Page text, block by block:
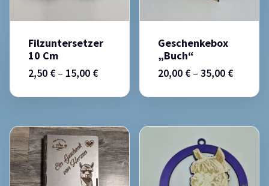
Filzuntersetzer
10 Cm
2,50 € – 15,00 €
Geschenkebox
„Buch“
20,00 € –35,00 €